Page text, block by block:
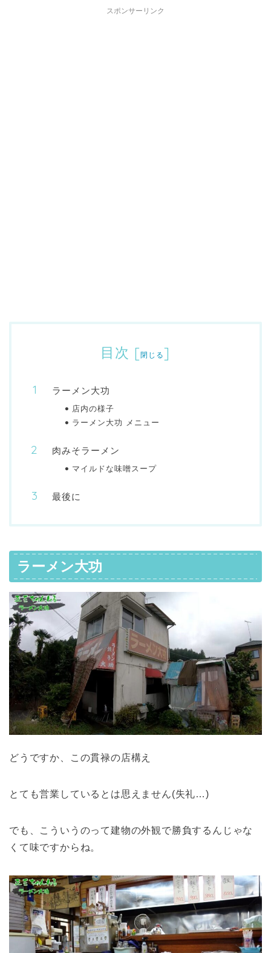
スポンサーリンク
目次 [閉じる]
ラーメン大功
店内の様子
ラーメン大功 メニュー
肉みそラーメン
マイルドな味噌スープ
最後に
ラーメン大功
どうですか、この貫禄の店構え
とても営業しているとは思えません(失礼…)
でも、こういうのって建物の外観で勝負するんじゃな
くて味ですからね。